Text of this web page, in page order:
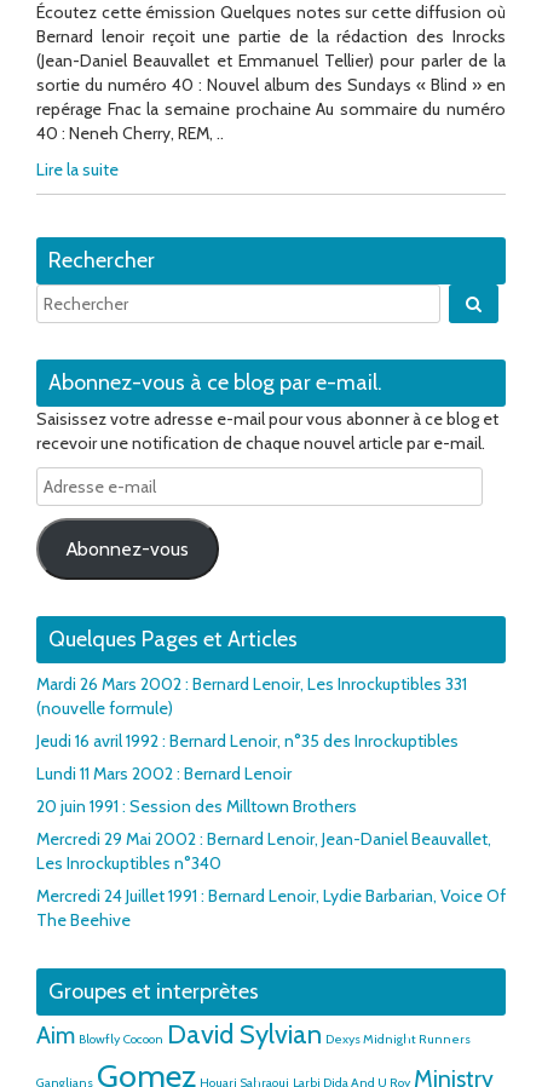
Écoutez cette émission Quelques notes sur cette diffusion où
Bernard lenoir reçoit une partie de la rédaction des Inrocks
(Jean-Daniel Beauvallet et Emmanuel Tellier) pour parler de la
sortie du numéro 40 : Nouvel album des Sundays « Blind » en
repérage Fnac la semaine prochaine Au sommaire du numéro
40 : Neneh Cherry, REM, ..
Lire la suite
Rechercher
Abonnez-vous à ce blog par e-mail.
Saisissez votre adresse e-mail pour vous abonner à ce blog et
recevoir une notification de chaque nouvel article par e-mail.
Adresse
e-
mail
Abonnez-vous
Quelques Pages et Articles
Mardi 26 Mars 2002 : Bernard Lenoir, Les Inrockuptibles 331
(nouvelle formule)
Jeudi 16 avril 1992 : Bernard Lenoir, n°35 des Inrockuptibles
Lundi 11 Mars 2002 : Bernard Lenoir
20 juin 1991 : Session des Milltown Brothers
Mercredi 29 Mai 2002 : Bernard Lenoir, Jean-Daniel Beauvallet,
Les Inrockuptibles n°340
Mercredi 24 Juillet 1991 : Bernard Lenoir, Lydie Barbarian, Voice Of
The Beehive
Groupes et interprètes
Aim Blowfly Cocoon David Sylvian Dexys Midnight Runners
Ganglians Gomez Houari Sahraoui Larbi Dida And U Roy Ministry